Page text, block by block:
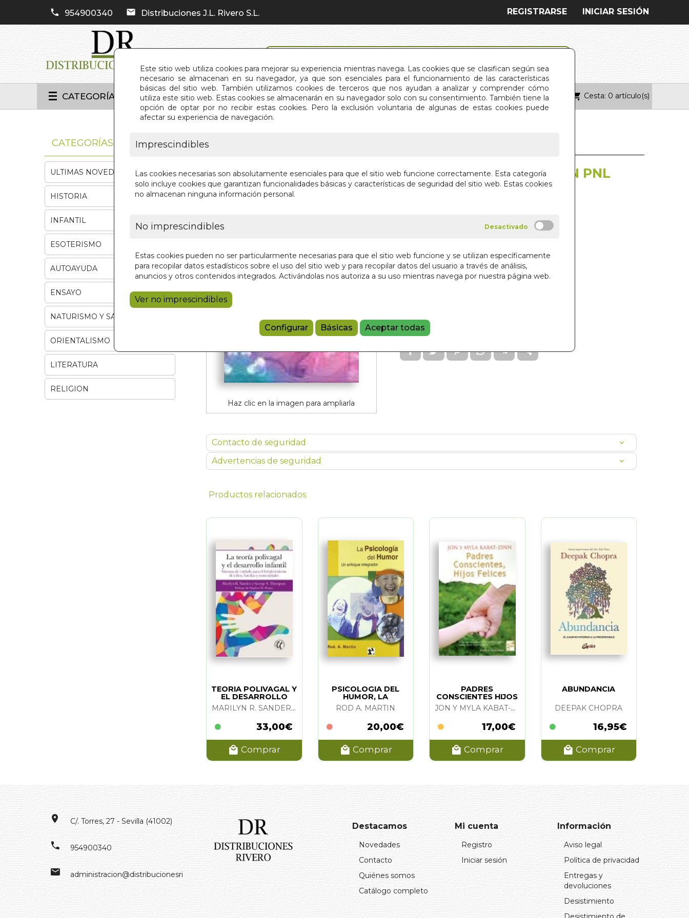
Este sitio web utiliza cookies para mejorar su experiencia mientras navega. Las cookies que se clasifican según sea
necesario se almacenan en su navegador, ya que son esenciales para el funcionamiento de las características
básicas del sitio web. También utilizamos cookies de terceros que nos ayudan a analizar y comprender cómo
utiliza este sitio web. Estas cookies se almacenarán en su navegador solo con su consentimiento. También tiene la
opción de optar por no recibir estas cookies. Pero la exclusión voluntaria de algunas de estas cookies puede
afectar su experiencia de navegación.
Imprescindibles
Las cookies necesarias son absolutamente esenciales para que el sitio web funcione correctamente. Esta categoría
solo incluye cookies que garantizan funcionalidades básicas y características de seguridad del sitio web. Estas cookies
no almacenan ninguna información personal.
No imprescindibles
Estas cookies pueden no ser particularmente necesarias para que el sitio web funcione y se utilizan específicamente
para recopilar datos estadísticos sobre el uso del sitio web y para recopilar datos del usuario a través de análisis,
anuncios y otros contenidos integrados. Activándolas nos autoriza a su uso mientras navega por nuestra página web.
Ver no imprescindibles
Configurar Básicas Aceptar todas
954900340 Distribuciones J.L. Rivero S.L. INICIAR SESIÓN
REGISTRARSE
CATEGORÍAS INICIO QUIÉNES SOMOS CONTACTO Cesta: 0 artículo(s)
Haz clic en la imagen para ampliarla
SEDUCIR Y CAUTIVAR CON PNL
(N/E)
11,00 €
9788497775113
Contacto de seguridad
Advertencias de seguridad
Productos relacionados
TEORIA POLIVAGAL Y
EL DESARROLLO
INFANTIL. LA
MARILYN R. SANDERS Y GEROGE S. THOMPSON
33,00€
Comprar
PSICOLOGIA DEL
HUMOR, LA
ROD A. MARTIN
20,00€
Comprar
PADRES
CONSCIENTES HIJOS
FELICES
JON Y MYLA KABAT-ZINN
17,00€
Comprar
ABUNDANCIA
DEEPAK CHOPRA
16,95€
Comprar
CATEGORÍAS
ULTIMAS NOVEDADES
HISTORIA
INFANTIL
ESOTERISMO
AUTOAYUDA
ENSAYO
NATURISMO Y SALUD
ORIENTALISMO
LITERATURA
RELIGION
C/. Torres, 27 - Sevilla (41002)
954900340
administracion@distribucionesrivero.es
Destacamos
Novedades
Contacto
Quiénes somos
Catálogo completo
Mi cuenta
Registro
Iniciar sesión
Información
Aviso legal
Política de privacidad
Entregas y
devoluciones
Desistimiento